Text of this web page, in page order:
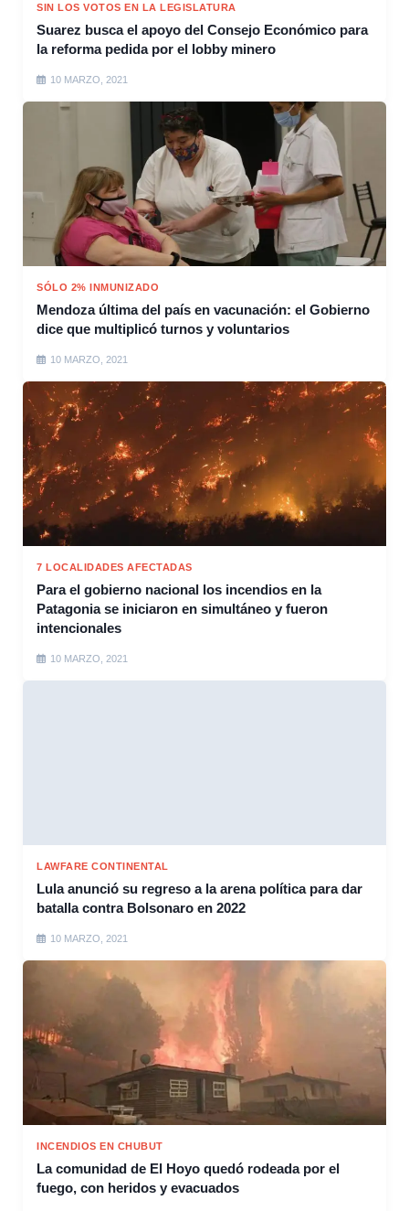
SIN LOS VOTOS EN LA LEGISLATURA
Suarez busca el apoyo del Consejo Económico para
la reforma pedida por el lobby minero
10 MARZO, 2021
SÓLO 2% INMUNIZADO
Mendoza última del país en vacunación: el Gobierno
dice que multiplicó turnos y voluntarios
10 MARZO, 2021
7 LOCALIDADES AFECTADAS
Para el gobierno nacional los incendios en la
Patagonia se iniciaron en simultáneo y fueron
intencionales
10 MARZO, 2021
LAWFARE CONTINENTAL
Lula anunció su regreso a la arena política para dar
batalla contra Bolsonaro en 2022
10 MARZO, 2021
INCENDIOS EN CHUBUT
La comunidad de El Hoyo quedó rodeada por el
fuego, con heridos y evacuados